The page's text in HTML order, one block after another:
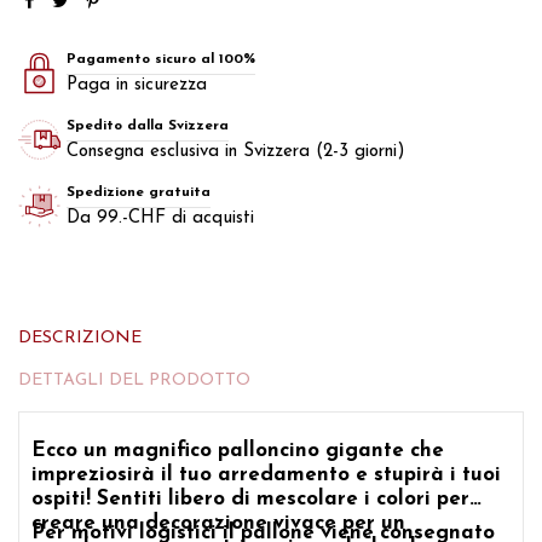
Pagamento sicuro al 100%
Paga in sicurezza
Spedito dalla Svizzera
Consegna esclusiva in Svizzera (2-3 giorni)
Spedizione gratuita
Da 99.-CHF di acquisti
DESCRIZIONE
DETTAGLI DEL PRODOTTO
Ecco un magnifico palloncino gigante che
impreziosirà il tuo arredamento e stupirà i tuoi
ospiti! Sentiti libero di mescolare i colori per
creare una decorazione vivace per un
Per motivi logistici il pallone viene consegnato